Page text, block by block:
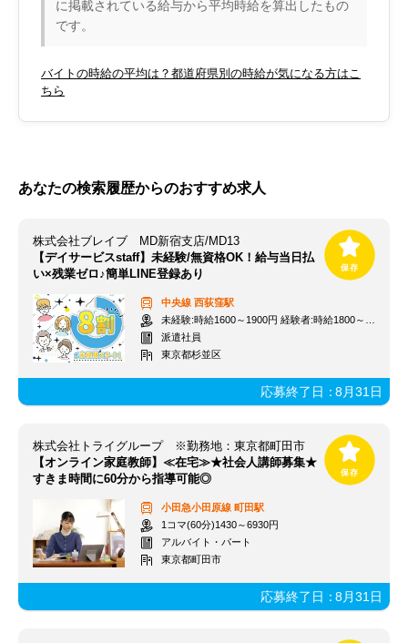
に掲載されている給与から平均時給を算出したもの
です。
バイトの時給の平均は？都道府県別の時給が気になる方はこ
ちら
あなたの検索履歴からのおすすめ求人
株式会社ブレイブ MD新宿支店/MD13
【デイサービスstaff】未経験/無資格OK！給与当日払
い×残業ゼロ♪簡単LINE登録あり
中央線 西荻窪駅
未経験:時給1600～1900円 経験者:時給1800～2100円+交通費全額
派遣社員
東京都杉並区
応募終了日：8月31日
株式会社トライグループ ※勤務地：東京都町田市
【オンライン家庭教師】≪在宅≫★社会人講師募集★
すきま時間に60分から指導可能◎
小田急小田原線 町田駅
1コマ(60分)1430～6930円
アルバイト・パート
東京都町田市
応募終了日：8月31日